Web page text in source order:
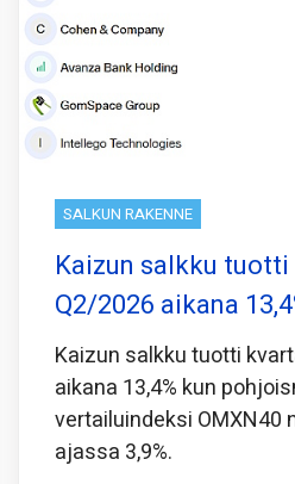
SALKUN RAKENNE
Kaizun salkku
Q2/2026 aikana
Kaizun salkku tuotti
aikana 13,4% kun
vertailuindeksi OMXN40
ajassa 3,9%.